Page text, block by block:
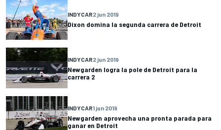
INDYCAR2 jun 2019
Dixon domina la segunda carrera de Detroit
INDYCAR2 jun 2019
Newgarden logra la pole de Detroit para la
carrera 2
INDYCAR1 jun 2019
Newgarden aprovecha una pronta parada para
ganar en Detroit